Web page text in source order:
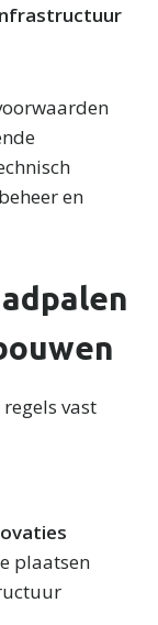
en
vast
plaatsen